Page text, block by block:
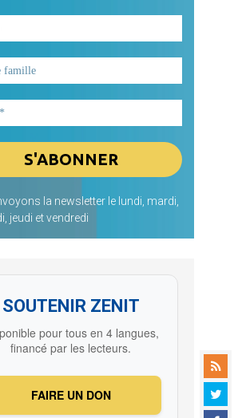
la newsletter le lundi, mardi,
jeudi et vendredi
SOUTENIR ZENIT
pour tous en 4 langues,
financé par les lecteurs.
FAIRE UN DON